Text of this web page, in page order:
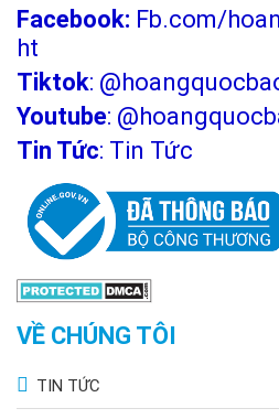
345k.
Đèn năng lượng mặt
Đèn năng lượng mặt
Đèn năng lượng mặt
mạnh
sáng cao
Đèn năng lượng mặt
độ sáng mạnh, bảo
Facebook: Fb.com/
ht
Tiktok:
Youtube:
Tin Tức: Tin Tức
VỀ CHÚNG TÔI
TIN TỨC